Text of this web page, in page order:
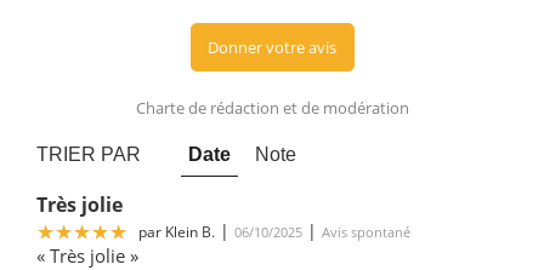
Donner votre avis
Charte de rédaction et de modération
TRIER PAR Date Note
Très jolie
par Klein B. | 06/10/2025 | Avis spontané
« Très jolie »